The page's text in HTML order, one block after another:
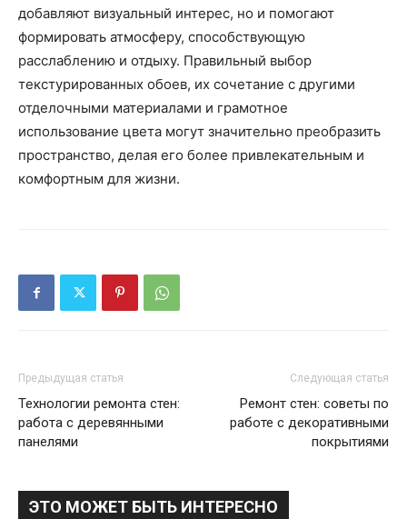
добавляют визуальный интерес, но и помогают
формировать атмосферу, способствующую
расслаблению и отдыху. Правильный выбор
текстурированных обоев, их сочетание с другими
отделочными материалами и грамотное
использование цвета могут значительно преобразить
пространство, делая его более привлекательным и
комфортным для жизни.
Предыдущая статья
Технологии ремонта стен:
работа с деревянными
панелями
Следующая статья
Ремонт стен: советы по
работе с декоративными
покрытиями
ЭТО МОЖЕТ БЫТЬ ИНТЕРЕСНО